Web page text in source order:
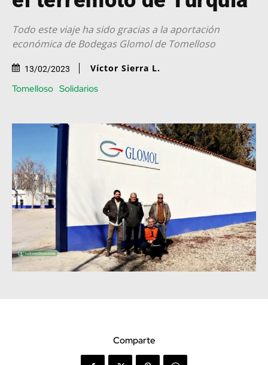
Todo este viaje ha sido gracias a la aportación
económica de Bodegas Glomol de Tomelloso
13/02/2023 Víctor Sierra L.
Tomelloso Solidarios
Comparte